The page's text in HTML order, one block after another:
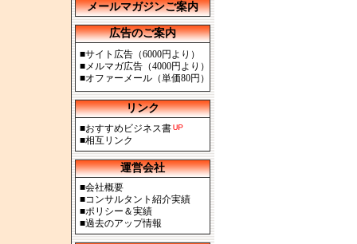
メールマガジンご案内
広告のご案内
■サイト広告（6000円より）
■メルマガ広告（4000円より）
■オファーメール（単価80円）
リンク
■おすすめビジネス書
■相互リンク
運営会社
■会社概要
■コンサルタント紹介実績
■ポリシー＆実績
■過去のアップ情報